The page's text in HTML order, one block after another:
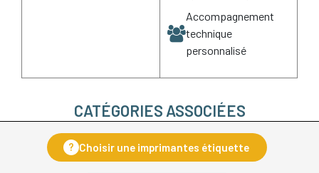
Accompagnement
technique
personnalisé
CATÉGORIES ASSOCIÉES
? Choisir une imprimantes étiquette